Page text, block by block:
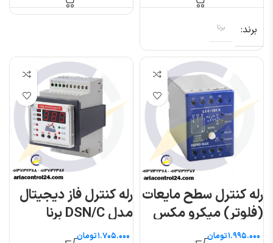
برند برنا
رله کنترل سطح مایعات
(فلوتر) میکرو مکس
مدل LLC-101-X
تومان
رله کنترل فاز دیجیتال
مدل DSN/C برنا
الکترونیک
تومان